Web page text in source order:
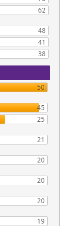
62
48
41
38
50
45
25
21
20
20
20
19